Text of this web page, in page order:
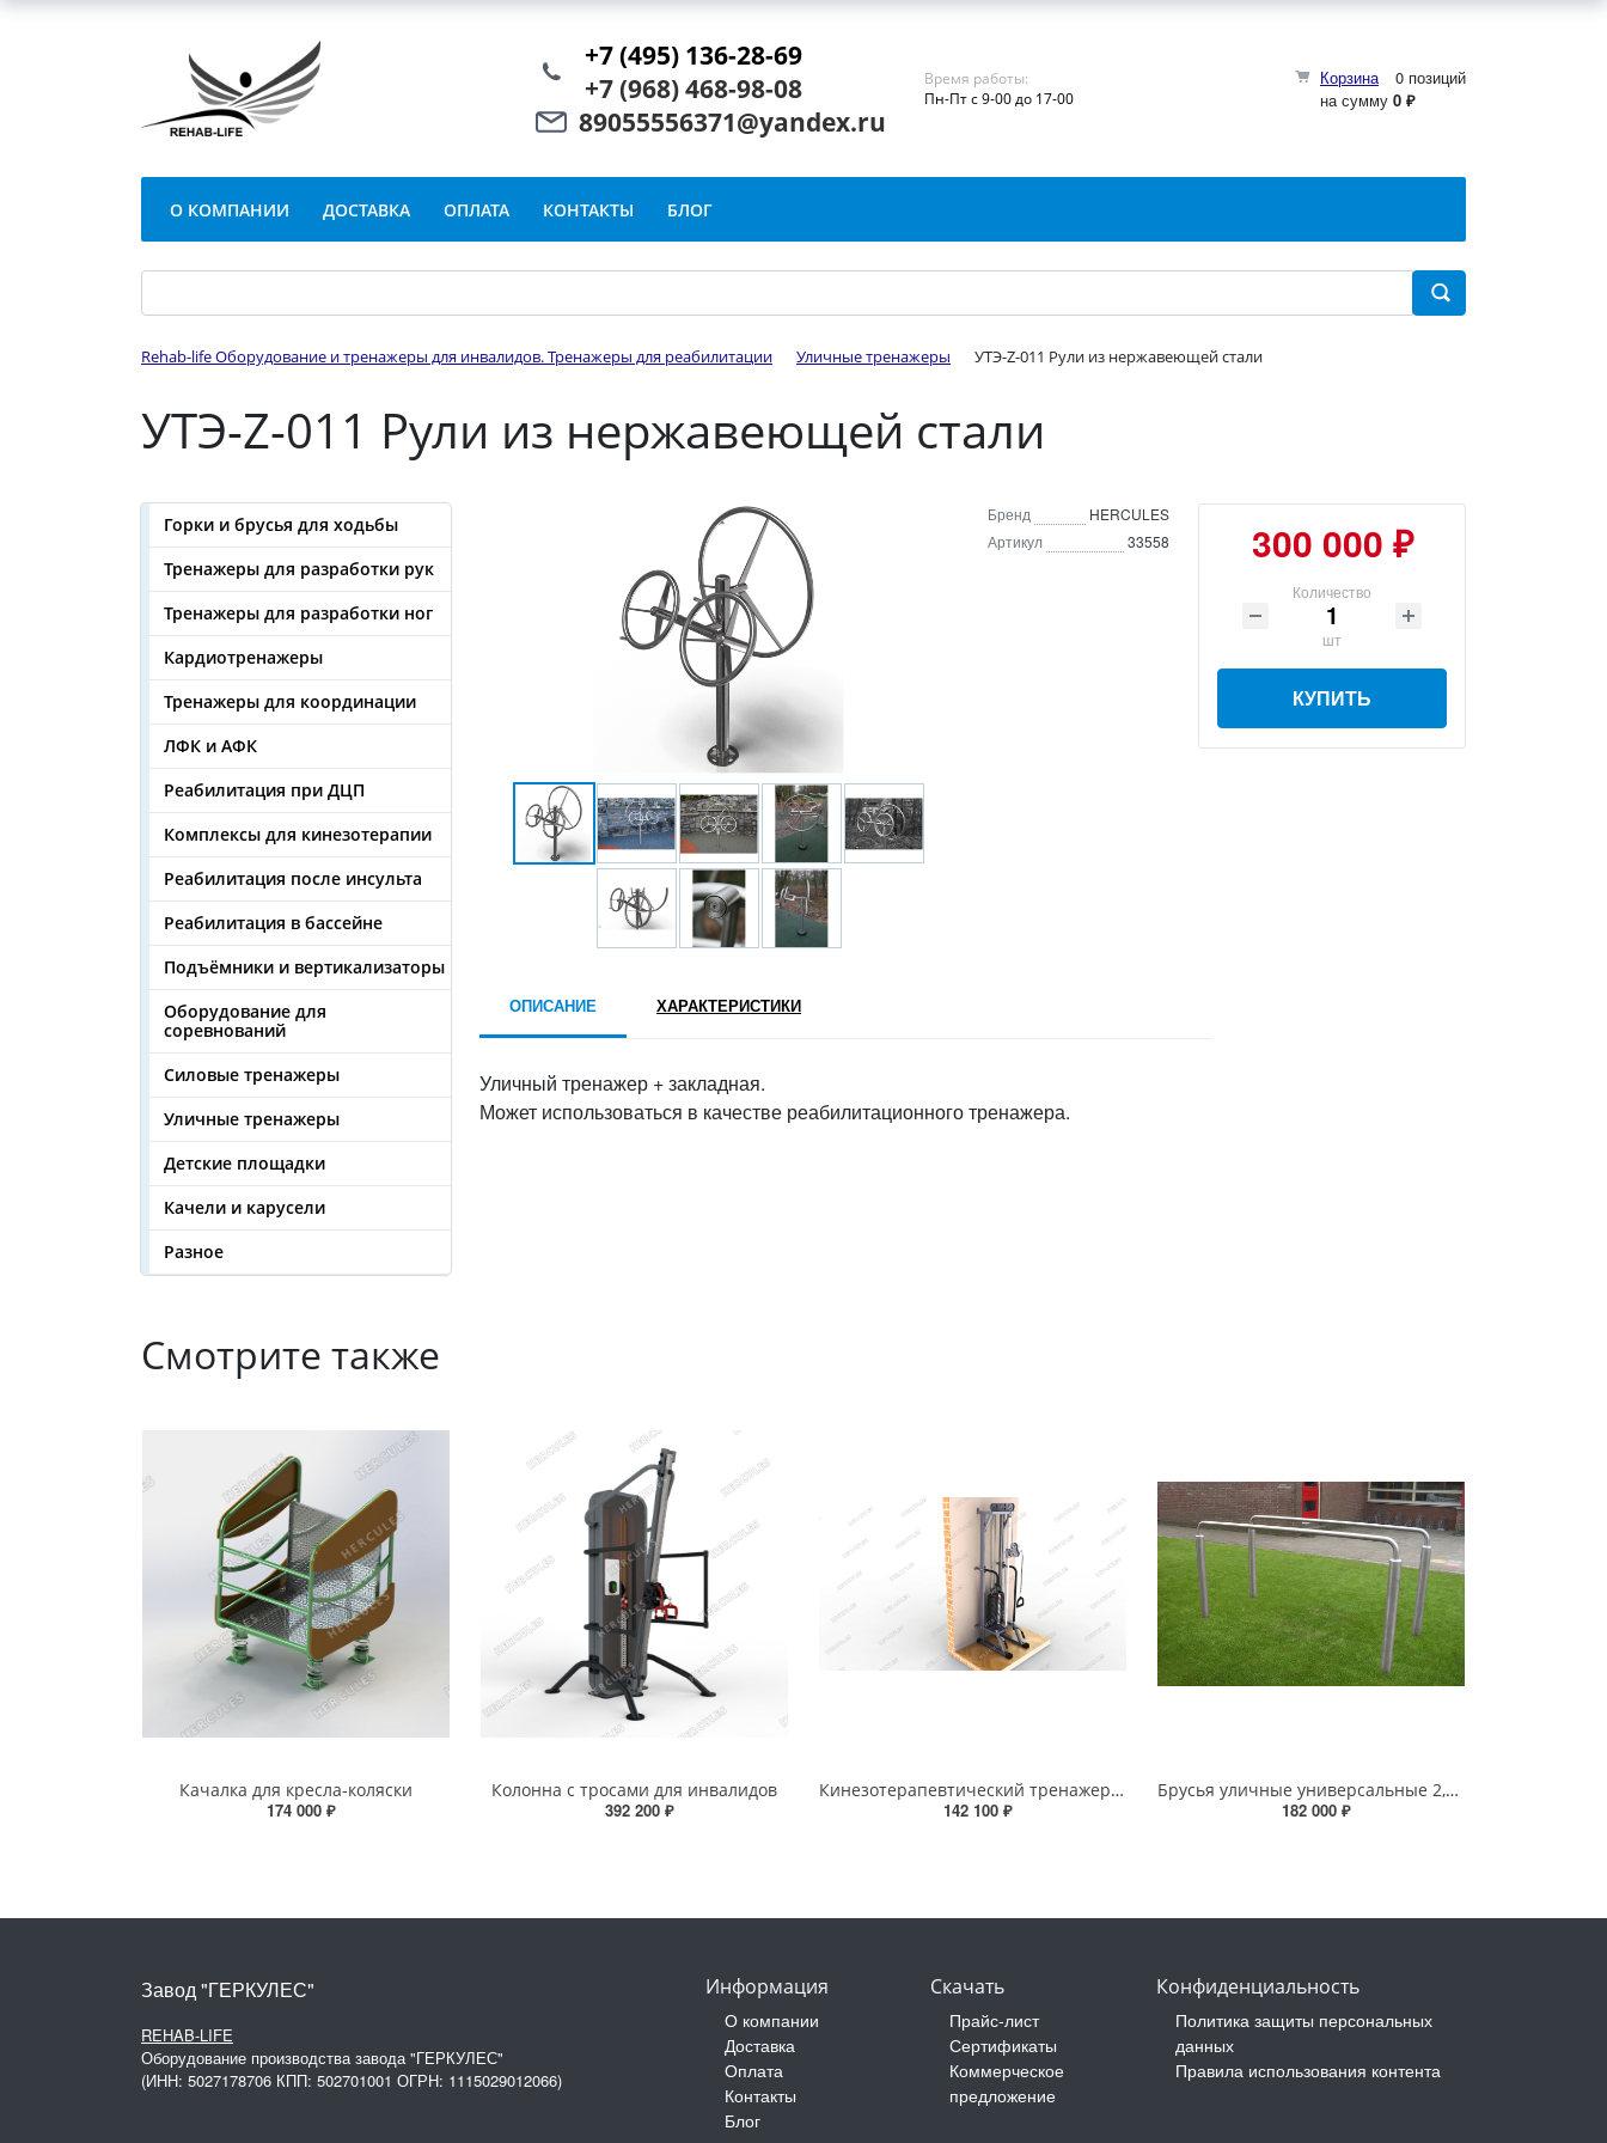
Корзина
0 позиций
на сумму 0 ₽
+7 (495) 136-28-69
+7 (968) 468-98-08
89055556371@yandex.ru
Время работы:
Пн-Пт с 9-00 до 17-00
О КОМПАНИИ ДОСТАВКА ОПЛАТА КОНТАКТЫ БЛОГ
Rehab-life Оборудование и тренажеры для инвалидов. Тренажеры для реабилитации Уличные тренажеры УТЭ-Z-011 Рули из нержавеющей стали
УТЭ-Z-011 Рули из нержавеющей стали
Горки и брусья для ходьбы
Тренажеры для разработки рук
Тренажеры для разработки ног
Кардиотренажеры
Тренажеры для координации
ЛФК и АФК
Реабилитация при ДЦП
Комплексы для кинезотерапии
Реабилитация после инсульта
Реабилитация в бассейне
Подъёмники и вертикализаторы
Оборудование для
соревнований
Силовые тренажеры
Уличные тренажеры
Детские площадки
Качели и карусели
Разное
Бренд
HERCULES
Артикул
33558 300 000 ₽
Количество
шт
КУПИТЬ
ОПИСАНИЕ ХАРАКТЕРИСТИКИ
Уличный тренажер + закладная.
Может использоваться в качестве реабилитационного тренажера.
Смотрите также
Качалка для кресла-коляски
174 000 ₽
Колонна с тросами для инвалидов
392 200 ₽
Кинезотерапевтический тренажер - Полблочной рамки
142 100 ₽
Брусья уличные универсальные 2,2м
182 000 ₽
Завод "ГЕРКУЛЕС"
REHAB-LIFE
Оборудование производства завода "ГЕРКУЛЕС"
(ИНН: 5027178706 КПП: 502701001 ОГРН: 1115029012066)
Информация
О компании
Доставка
Оплата
Контакты
Блог
Скачать
Прайс-лист
Сертификаты
Коммерческое
предложение
Конфиденциальность
Политика защиты персональных
данных
Правила использования контента